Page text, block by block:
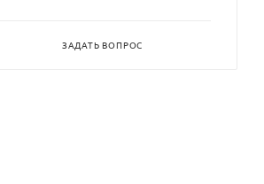
ЗАДАТЬ ВОПРОС